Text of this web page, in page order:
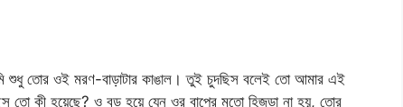
তোর ওই মরণ-বাড়াটার কাঙাল। তুই চুদছিস বলেই তো আমার এই
কী হয়েছে? ও বড় হয়ে যেন ওর বাপের মতো হিজড়া না হয়, তোর